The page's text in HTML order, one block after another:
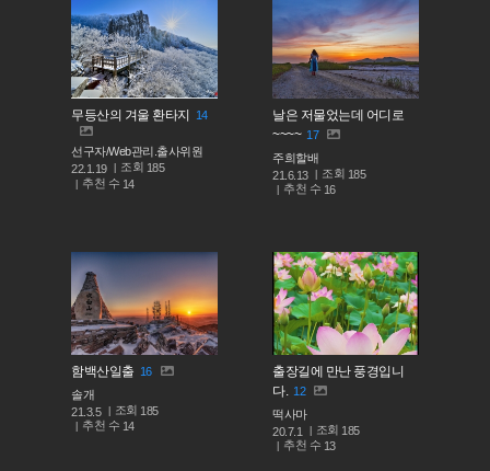
무등산의 겨울 환타지 14
선구자/Web관리.출사위원
22.1.19
조회 185
추천 수 14
날은 저물었는데 어디로
~~~~ 17
주희할배
21.6.13
조회 185
추천 수 16
함백산일출 16
솔개
21.3.5
조회 185
추천 수 14
출장길에 만난 풍경입니
다.
12
떡사마
20.7.1
조회 185
추천 수 13